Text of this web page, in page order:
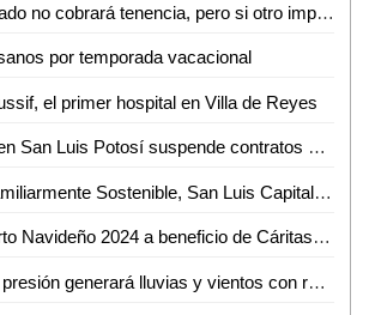
Gobierno del Estado no cobrará tenencia, pero si otro impuesto automotriz
por temporada vacacional
el primer hospital en Villa de Reyes
IMSS-Bienestar en San Luis Potosí suspende contratos para personal eventual a partir de diciembre
Como Ciudad Familiarmente Sostenible, San Luis Capital es un referente internacional
Anuncian concierto Navideño 2024 a beneficio de Cáritas Ciudad Valles
Un canal de baja presión generará lluvias y vientos con rachas fuertes durante el fin de semana para el estado de San Luis Potosí